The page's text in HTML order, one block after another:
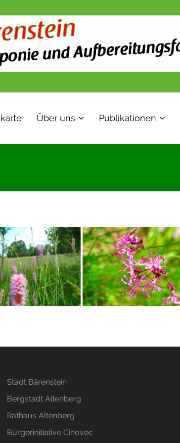
Über uns Publikationen
Stadt Bärenstein
Bergstadt Altenberg
Rathaus Altenberg
Bürgerinitiative Cinovec